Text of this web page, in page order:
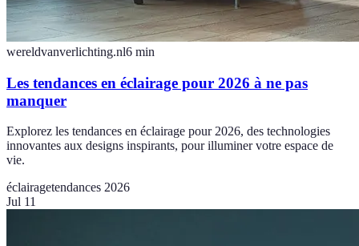
wereldvanverlichting.nl6 min
Les tendances en éclairage pour 2026 à ne pas
manquer
Explorez les tendances en éclairage pour 2026, des technologies
innovantes aux designs inspirants, pour illuminer votre espace de
vie.
éclairagetendances 2026
Jul 11